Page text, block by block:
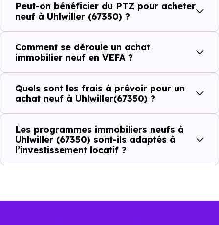
Combien coûte un logement à Uhlwiller
(67350) ?
C'est souvent la première question. Voici les repères de
prix à connaître pour un achat immobilier à Uhlwiller
(67350) :
Prix
minimum
Prix
moyen
Prix
Peut-on bénéficier du PTZ pour acheter
neuf à Uhlwiller (67350) ?
Comment se déroule un achat
immobilier neuf en VEFA ?
Quels sont les frais à prévoir pour un
achat neuf à Uhlwiller(67350) ?
Les programmes immobiliers neufs à
Uhlwiller (67350) sont-ils adaptés à
l’investissement locatif ?